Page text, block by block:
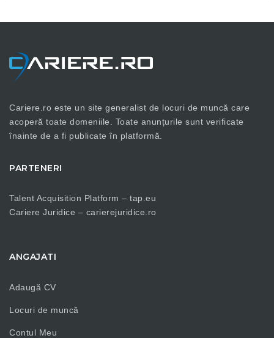
Cariere.ro este un site generalist de locuri de muncă care
acoperă toate domeniile. Toate anunțurile sunt verificate
înainte de a fi publicate în platformă.
PARTENERI
Talent Acquisition Platform – tap.eu
Cariere Juridice – carierejuridice.ro
ANGAJATI
Adaugă CV
Locuri de muncă
Contul Meu